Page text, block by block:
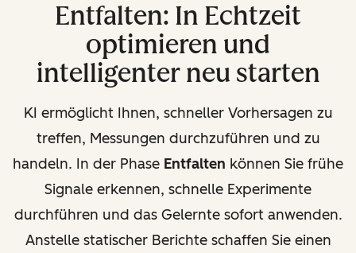
Entfalten: In Echtzeit
optimieren und
intelligenter neu starten
KI ermöglicht Ihnen, schneller Vorhersagen zu
treffen, Messungen durchzuführen und zu
handeln. In der Phase Entfalten können Sie frühe
Signale erkennen, schnelle Experimente
durchführen und das Gelernte sofort anwenden.
Anstelle statischer Berichte schaffen Sie einen